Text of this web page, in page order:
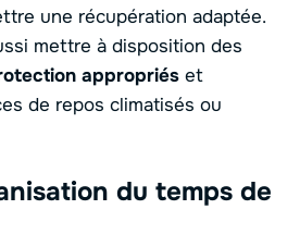
une récupération adaptée.
mettre à disposition des
appropriés et
de repos climatisés ou
du temps de